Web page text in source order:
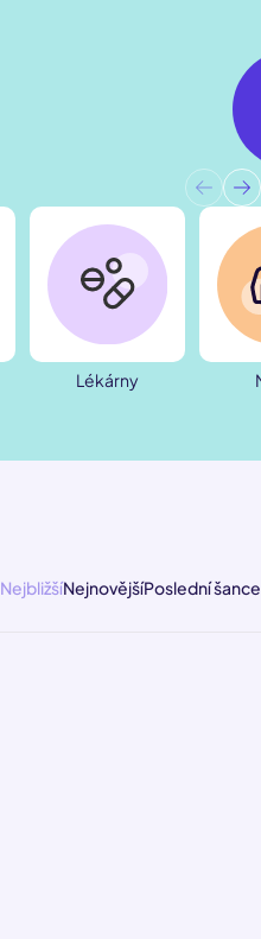
Lékárny
NejbližšíNejnovějšíPoslední šance